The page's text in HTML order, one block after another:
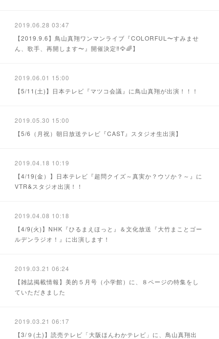
2019.06.28 03:47
【2019.9.6】鳥山真翔ワンマンライブ『COLORFUL〜すみませ
ん、歌手、再開します〜』開催決定‼️🦅🌈】
2019.06.01 15:00
【5/11(土)】日本テレビ『マツコ会議』に鳥山真翔が出演！！！
2019.05.30 15:00
【5/6（月祝）朝日放送テレビ『CAST』スタジオ生出演】
2019.04.18 10:19
【4/19(金）】日本テレビ『超問クイズ～真実か？ウソか？～』に
VTR&スタジオ出演！！
2019.04.08 10:18
【4/9(火)】NHK『ひるまえほっと』＆文化放送『大竹まことゴー
ルデンラジオ！』に出演します！
2019.03.21 06:24
【雑誌掲載情報】美的５月号（小学館）に、８ページの特集をし
ていただきました
2019.03.21 06:17
【3/９(土)】読売テレビ「大阪ほんわかテレビ」に、鳥山真翔出